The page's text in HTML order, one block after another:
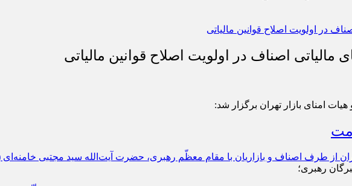
اصناف در اولویت اصلاح قوانین مالیاتی
امنای بازار تهران برگزار شد:
رهبری؛